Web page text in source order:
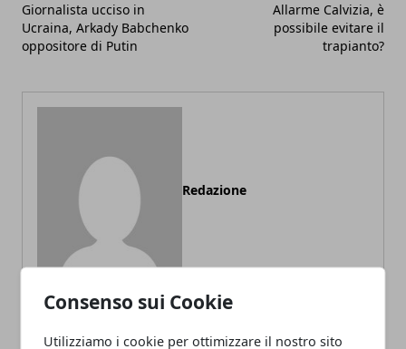
Consenso sui Cookie
Utilizziamo i cookie per ottimizzare il nostro sito
Giornalista ucciso in
Ucraina, Arkady Babchenko
oppositore di Putin
Allarme Calvizia, è
possibile evitare il
trapianto?
Redazione